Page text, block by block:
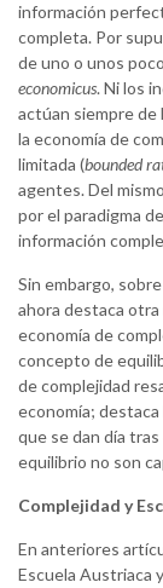
información
completa. Por
de uno o unos
economicus. Ni los
actúan siempre de
la economía de
limitada (bounded
agentes. Del
por el paradigma
información
Sin embargo,
ahora destaca otra
economía de
concepto de
de complejidad
economía;
que se dan día
equilibrio no son
Complejidad y
En anteriores
Escuela Austriaca